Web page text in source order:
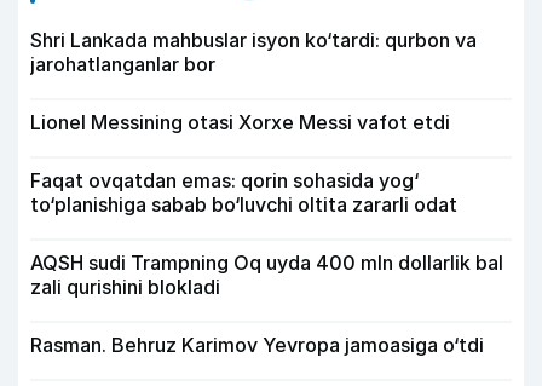
Shri Lankada mahbuslar isyon ko‘tardi: qurbon va
jarohatlanganlar bor
Lionel Messining otasi Xorxe Messi vafot etdi
Faqat ovqatdan emas: qorin sohasida yog‘
to‘planishiga sabab bo‘luvchi oltita zararli odat
AQSH sudi Trampning Oq uyda 400 mln dollarlik bal
zali qurishini blokladi
Rasman. Behruz Karimov Yevropa jamoasiga o‘tdi